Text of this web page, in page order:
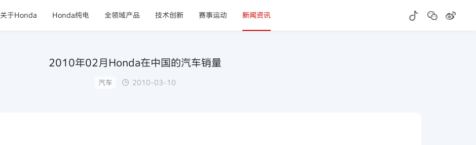
关于Honda Honda纯电 全领域产品 技术创新 赛事运动 新闻资讯
2010年02月Honda在中国的汽车销量
汽车 2010-03-10